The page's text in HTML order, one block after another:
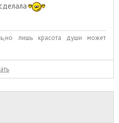
лишь красота души может